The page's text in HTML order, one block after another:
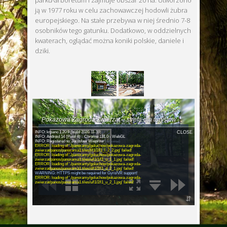
ją w 1977 roku w celu zachowawczej hodowli żubra
europejskiego. Na stałe przebywa w niej średnio 7-8
osobników tego gatunku. Dodatkowo, w oddzielnych
kwaterach, oglądać można koniki polskie, daniele i
dziki.
Pokazowa Zagroda Zwierząt – strefa dla turystów
INFO: krpano 1.20.9 (build 2020-11-19)
INFO: Android 14 (Pixel 8) - Chrome 131.0 - WebGL
INFO: Registered to: Jarosław Wieprow(old license)
ERROR: loading of './panoramy/goluchow/pokazowa-zagroda-
zwierzat/panos/panorama1.tiles/l/l1/2/l1_l_2_2.jpg' failed!
ERROR: loading of './panoramy/goluchow/pokazowa-zagroda-
zwierzat/panos/panorama1.tiles/u/l1/1/l1_u_1_1.jpg' failed!
ERROR: loading of './panoramy/goluchow/pokazowa-zagroda-
zwierzat/panos/panorama1.tiles/d/l1/2/l1_d_2_1.jpg' failed!
WARNING: HTTPS might be required for Gyro/VR support!
ERROR: loading of './panoramy/goluchow/pokazowa-zagroda-
zwierzat/panos/panorama1.tiles/u/l1/2/l1_u_2_1.jpg' failed!
CLOSE
⇵